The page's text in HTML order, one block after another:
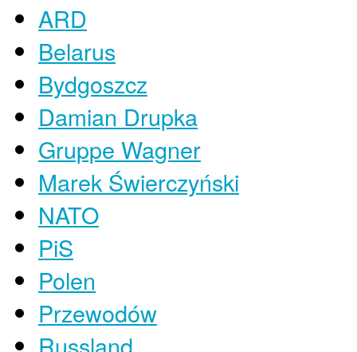
ARD
Belarus
Bydgoszcz
Damian Drupka
Gruppe Wagner
Marek Świerczyński
NATO
PiS
Polen
Przewodów
Russland